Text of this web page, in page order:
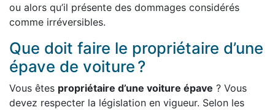
ou alors qu’il présente des dommages considérés
comme irréversibles.
Que doit faire le propriétaire d’une
épave de voiture ?
Vous êtes propriétaire d’une voiture épave ? Vous
devez respecter la législation en vigueur. Selon les